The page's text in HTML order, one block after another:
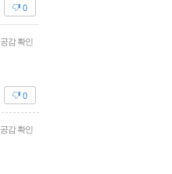
0
공감 확인
0
공감 확인